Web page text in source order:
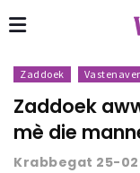
Zaddoek
Zaddoek
mè die
Krabbegat 25-